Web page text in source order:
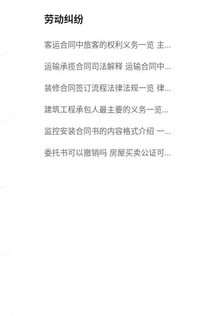
劳动纠纷
客运合同中旅客的权利义务一览 主
要包括这些内容
运输承揽合同司法解释 运输合同中
承运人的义务有哪些
装修合同签订流程法律法规一览 律
师解答
建筑工程承包人最主要的义务一览
承包合同内容介绍
监控安装合同书的内容格式介绍 一
般包括这些条款
委托书可以撤销吗 房屋买卖公证可